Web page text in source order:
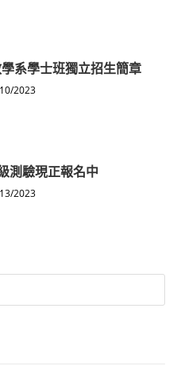
系學士班獨立招生簡章
2023
測驗現正報名中
2023